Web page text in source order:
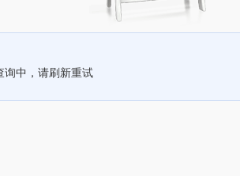
询中，请刷新重试